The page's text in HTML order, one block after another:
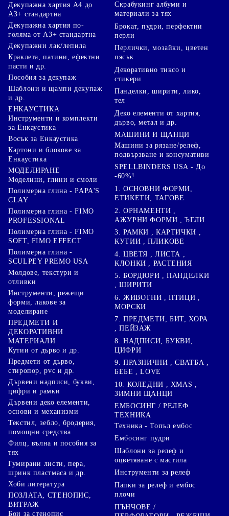
Декупажна хартия А4 до
А3+ стандартна
Декупажна хартия по-
голяма от А3+ стандартна
Декупажни лак/лепила
Краклета, патини, ефектни
пасти и др.
Пособия за декупаж
Шаблони и щампи декупаж
и др.
ЕНКАУСТИКА
Инструменти и комплекти
за Енкаустика
Восък за Енкаустика
Картони и блокове за
Енкаустика
МОДЕЛИРАНЕ
Моделини, глини и смоли
Полимерна глина - PAPA'S
CLAY
Полимерна глина - FIMO
PROFESSIONAL
Полимерна глина - FIMO
SOFT, FIMO EFFECT
Полимерна глина -
SCULPEY PREMO USA
Молдове, текстури и
отливки
Инструменти, режещи
форми, лакове за
моделиране
ПРЕДМЕТИ И
ДЕКОРАТИВНИ
МАТЕРИАЛИ
Кутии от дърво и др.
Предмети от дърво,
стиропор, pvc и др.
Дървени надписи, букви,
цифри и рамки
Дървени деко елементи,
основи и механизми
Текстил, зебло, бродерия,
помощни средства
Филц, вълна и пособия за
тях
Гумирани листи, пера,
шринк пластмаса и др.
Хоби литература
ПОЗЛАТА, СТЕНОПИС,
ВИТРАЖ
Бои за стенопис
Скрабукинг албуми и
материали за тях
Брокат, пудри, перфектни
перли
Перлички, мозайки, цветен
пясък
Декоративно тиксо и
стикери
Панделки, ширити, лико,
тел
Деко елементи от хартия,
дърво, метал и др.
МАШИНИ И ЩАНЦИ
Машини за рязане/релеф,
подвързване и консумативи
SPELLBINDERS USA - До
-60%!
1. ОСНОВНИ ФОРМИ,
ЕТИКЕТИ, ТАГОВЕ
2. ОРНАМЕНТИ ,
АЖУРНИ ФОРМИ , ЪГЛИ
3. РАМКИ , КАРТИЧКИ ,
КУТИИ , ПЛИКОВЕ
4. ЦВЕТЯ , ЛИСТА ,
КЛОНКИ , РАСТЕНИЯ
5. БОРДЮРИ , ПАНДЕЛКИ
, ШИРИТИ
6. ЖИВОТНИ , ПТИЦИ ,
МОРСКИ
7. ПРЕДМЕТИ, БИТ, ХОРА
, ПЕЙЗАЖ
8. НАДПИСИ, БУКВИ,
ЦИФРИ
9. ПРАЗНИЧНИ , СВАТБА ,
БЕБЕ , LOVE
10. КОЛЕДНИ , XMAS ,
ЗИМНИ ЩАНЦИ
ЕМБОСИНГ / РЕЛЕФ
ТЕХНИКА
Техника - Топъл ембос
Ембосинг пудри
Шаблони за релеф и
оцветяване с мастила
Инструменти за релеф
Папки за релеф и ембос
плочи
ПЪНЧОВЕ /